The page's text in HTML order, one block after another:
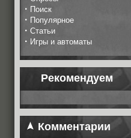
· Поиск
· Популярное
· Статьи
· Игры и автоматы
Рекомендуем
Комментарии